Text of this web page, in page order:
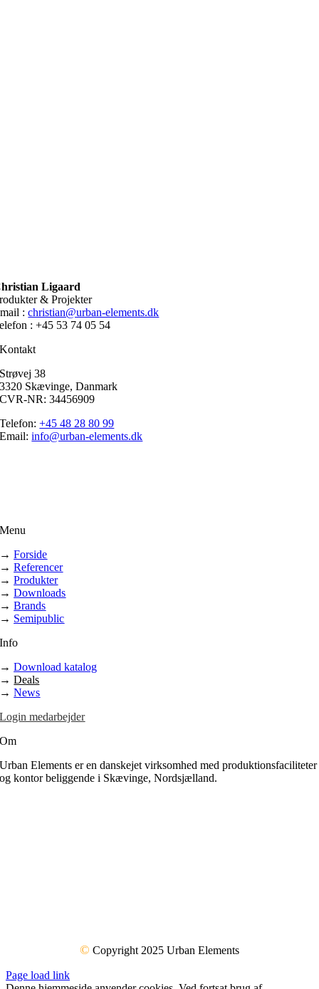
Ligaard
& Projekter
:christian@urban-elements.dk
: +45 53 74 05 54
Kontakt
Strøvej 38
3320 Skævinge, Danmark
CVR-NR: 34456909
Telefon:+45 48 28 80 99
Email:info@urban-elements.dk
Menu
→Forside
→Referencer
→Produkter
→Downloads
→Brands
→ Semipublic
Info
→Download katalog
→Deals
→News
Login medarbejder
Om
Urban Elements er en danskejet virksomhed med produktionsfaciliteter
og kontor beliggende i Skævinge, Nordsjælland.
© Copyright 2025 Urban Elements
Page load link